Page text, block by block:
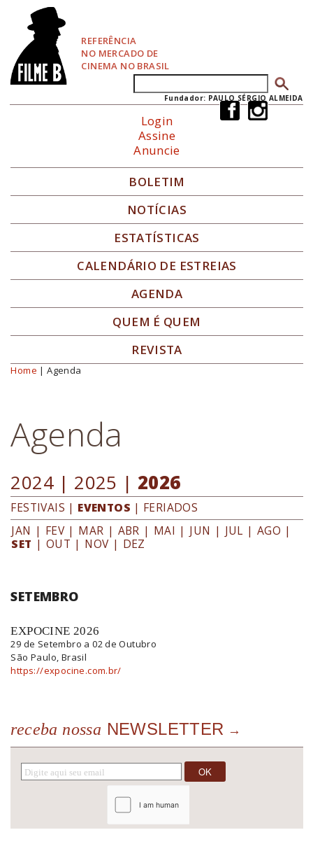
REFERÊNCIA
NO MERCADO DE
CINEMA NO BRASIL
Formulário de busca
Fundador: PAULO SÉRGIO ALMEIDA
Login
Assine
Anuncie
BOLETIM
NOTÍCIAS
ESTATÍSTICAS
CALENDÁRIO DE ESTREIAS
AGENDA
QUEM É QUEM
REVISTA
Você está aqui
Home | Agenda
Agenda
2024 | 2025 | 2026
FESTIVAIS | EVENTOS | FERIADOS
JAN | FEV | MAR | ABR | MAI | JUN | JUL | AGO |
SET | OUT | NOV | DEZ
SETEMBRO
EXPOCINE 2026
29 de Setembro a 02 de Outubro
São Paulo, Brasil
https://expocine.com.br/
receba nossa NEWSLETTER